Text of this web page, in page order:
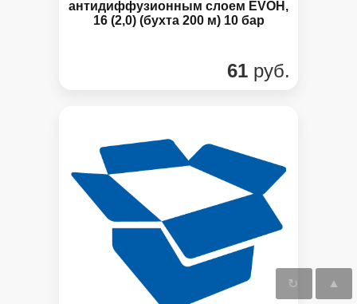
антидиффузионным слоем EVOH,
16 (2,0) (бухта 200 м) 10 бар
61 руб.
▲
↻